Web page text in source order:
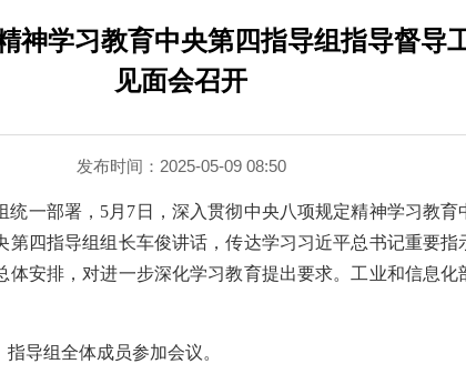
神学习教育中央第四指导组指导督导
见面会召开
发布时间：2025-05-09 08:50
统一部署，5月7日，深入贯彻中央八项规定精神学习教育
第四指导组组长车俊讲话，传达学习习近平总书记重要指
体安排，对进一步深化学习教育提出要求。工业和信息化
导组全体成员参加会议。